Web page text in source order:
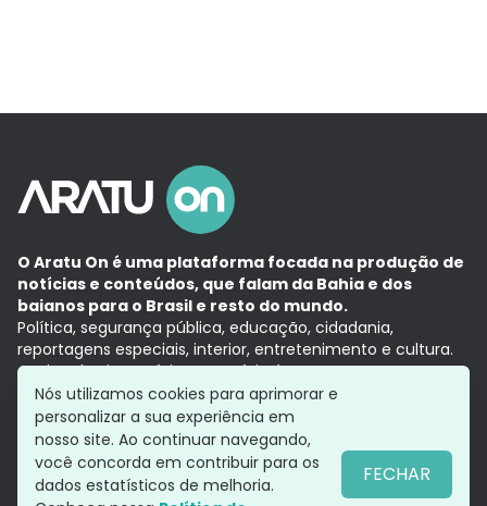
O Aratu On é uma plataforma focada na produção de
notícias e conteúdos, que falam da Bahia e dos
baianos para o Brasil e resto do mundo.
Política, segurança pública, educação, cidadania,
reportagens especiais, interior, entretenimento e cultura.
Aqui, tudo vira notícia e a notícia é no tempo presente,
com a credibilidade do Grupo Aratu.
Grupo Aratu
Política de privacidade
Siga-nos
Nós utilizamos cookies para aprimorar e
personalizar a sua experiência em
nosso site. Ao continuar navegando,
você concorda em contribuir para os
dados estatísticos de melhoria.
FECHAR